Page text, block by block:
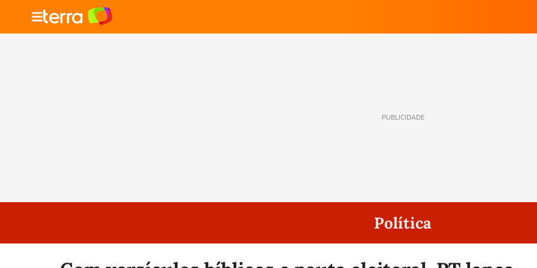
PUBLICIDADE
Política